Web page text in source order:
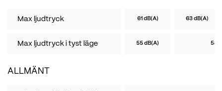
Max ljudtryck 61 dB(A) 63 dB(A)
Max ljudtryck i tyst läge 55 dB(A) 58
ALLMÄNT